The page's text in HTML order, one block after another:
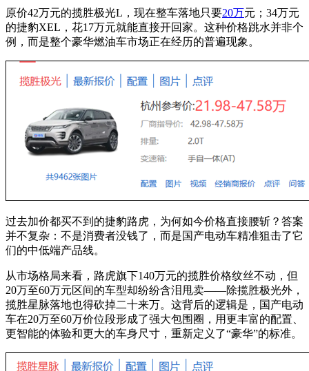
原价42万元的揽胜极光L，现在整车落地只要20万元；34万元
的捷豹XEL，花17万元就能直接开回家。这种价格跳水并非个
例，而是整个豪华燃油车市场正在经历的普遍现象。
过去加价都买不到的捷豹路虎，为何如今价格直接腰斩？答案
并不复杂：不是消费者没钱了，而是国产电动车精准狙击了它
们的中低端产品线。
从市场格局来看，路虎旗下140万元的揽胜价格纹丝不动，但
20万至60万元区间的车型却纷纷含泪甩卖——除揽胜极光外，
揽胜星脉落地也得砍掉二十来万。这背后的逻辑是，国产电动
车在20万至60万价位段形成了强大包围圈，用更丰富的配置、
更智能的体验和更大的车身尺寸，重新定义了“豪华”的标准。